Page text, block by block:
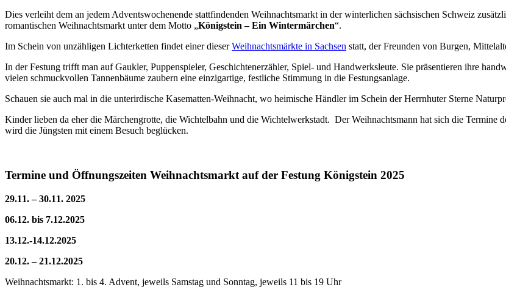
Dies verleiht dem an jedem Adventswochenende stattfindenden Weihnachtsmarkt in der winterlichen sächsischen Schweiz
romantischen Weihnachtsmarkt unter dem Motto „Königstein – Ein Wintermärchen“.
Im Schein von unzähligen Lichterketten findet einer dieserWeihnachtsmärkte in Sachsen statt, der Freunden von Burgen,
In der Festung trifft man auf Gaukler, Puppenspieler, Geschichtenerzähler, Spiel- und Handwerksleute. Sie präsentieren ihre
vielen schmuckvollen Tannenbäume zaubern eine einzigartige, festliche Stimmung in die Festungsanlage.
Schauen sie auch mal in die unterirdische Kasematten-Weihnacht, wo heimische Händler im Schein der Herrnhuter Sterne
Kinder lieben da eher die Märchengrotte, die Wichtelbahn und die Wichtelwerkstadt. Der Weihnachtsmann hat sich die Termine
wird die Jüngsten mit einem Besuch beglücken.
Termine und Öffnungszeiten Weihnachtsmarkt auf der Festung Königstein 2025
29.11. – 30.11. 2025
06.12. bis 7.12.2025
13.12.-14.12.2025
20.12. – 21.12.2025
Weihnachtsmarkt: 1. bis 4. Advent, jeweils Samstag und Sonntag, jeweils 11 bis 19 Uhr